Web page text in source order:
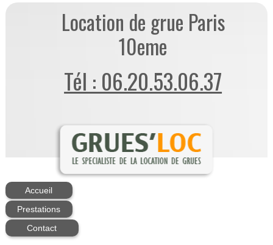
Location de grue Paris
10eme
Tél : 06.20.53.06.37
Accueil
Prestations
Contact